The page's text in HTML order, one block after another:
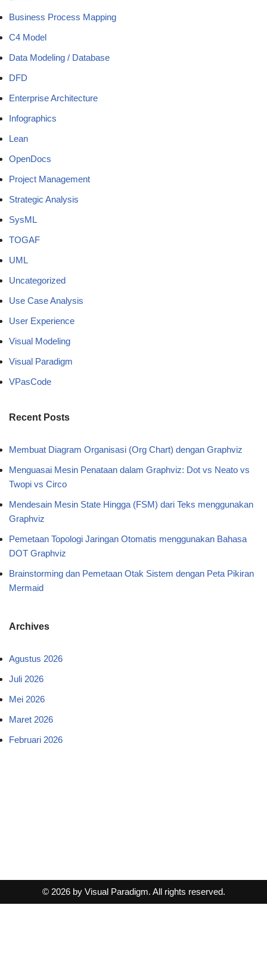
Business Process Mapping
C4 Model
Data Modeling / Database
DFD
Enterprise Architecture
Infographics
Lean
OpenDocs
Project Management
Strategic Analysis
SysML
TOGAF
UML
Uncategorized
Use Case Analysis
User Experience
Visual Modeling
Visual Paradigm
VPasCode
Recent Posts
Membuat Diagram Organisasi (Org Chart) dengan Graphviz
Menguasai Mesin Penataan dalam Graphviz: Dot vs Neato vs
Twopi vs Circo
Mendesain Mesin State Hingga (FSM) dari Teks menggunakan
Graphviz
Pemetaan Topologi Jaringan Otomatis menggunakan Bahasa
DOT Graphviz
Brainstorming dan Pemetaan Otak Sistem dengan Peta Pikiran
Mermaid
Archives
Agustus 2026
Juli 2026
Mei 2026
Maret 2026
Februari 2026
© 2026 by Visual Paradigm. All rights reserved.